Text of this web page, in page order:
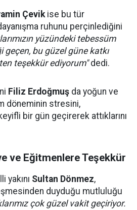
Çevikise bu tür
ruhunu perçinlediğini
yüzündeki tebessüm
geçen, bu güzel güne katkı
teşekkür ediyorum"dedi.
Filiz Erdoğmuş da yoğun ve
döneminin stresini,
bir gün geçirerek attıklarını
ve Eğitmenlere Teşekkür
yakını Sultan Dönmez,
duyduğu mutluluğu
çok güzel vakit geçiriyor.